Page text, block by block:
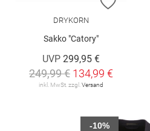
DRYKORN
Sakko "Catory"
UVP 299,95 €
249,99 € 134,99 €
inkl. MwSt. zzgl. Versand
-10%